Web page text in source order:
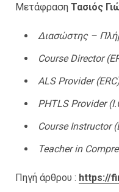
Μετάφραση Τασιός
Διασώστης –
Course Director
ALS Provider
PHTLS Provider
Course Instructor
Teacher in
Πηγή άρθρου : https://